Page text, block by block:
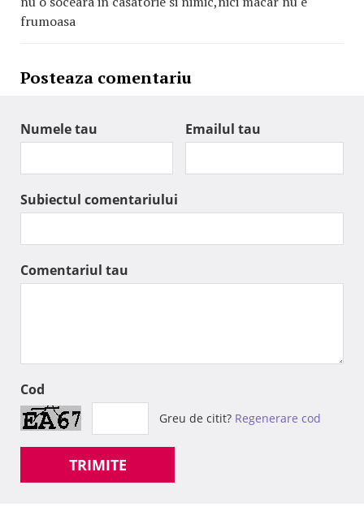
frumoasa
Posteaza comentariu
Numele tau Emailul tau
Subiectul comentariului
Comentariul tau
Cod
Greu de citit? Regenerare cod
TRIMITE